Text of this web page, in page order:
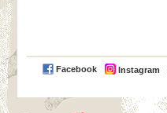
Facebook Instagram